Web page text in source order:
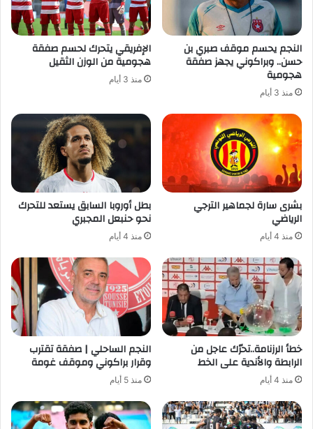
النجم يحسم موقف صبري بن
حسن.. وبراكوني يجهز صفقة
هجومية
منذ 3 أيام
الإفريقي يتحرك لحسم صفقة
هجومية من الوزن الثقيل
منذ 3 أيام
بشرى سارة لجماهير الترجي
الرياضي
منذ 4 أيام
بطل أوروبا السابق يستعد للتحرك
نحو حنبعل المجبري
منذ 4 أيام
خطأ الرزنامة..تحرّك عاجل من
الرابطة والأندية على الخط
منذ 4 أيام
النجم الساحلي | صفقة تقترب
وقرار براكوني وموقف غومة
منذ 5 أيام